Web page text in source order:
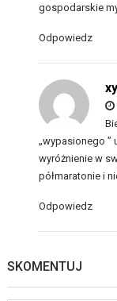
gospodarskie
Odpowiedz
„wypasionego ”
wyróżnienie w
półmaratonie i
Odpowiedz
SKOMENTUJ